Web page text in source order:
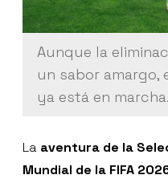
Aunque la
un sabor amargo,
ya está en marcha.
La aventura de la
Mundial de la FIFA